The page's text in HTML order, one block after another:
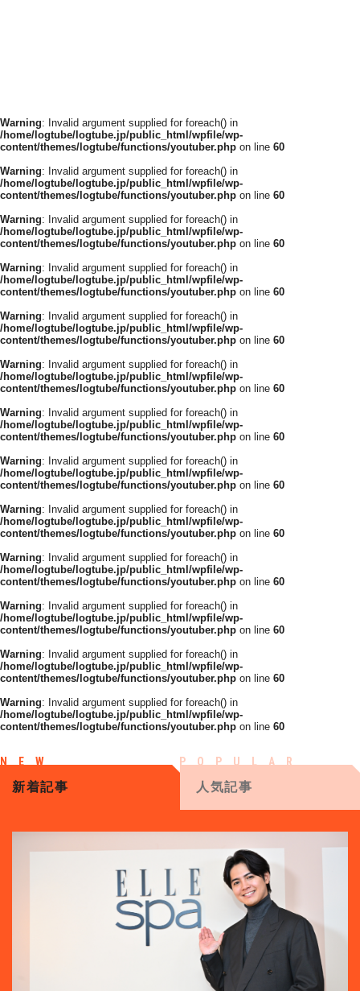
Warning: Invalid argument supplied for foreach() in
/home/logtube/logtube.jp/public_html/wpfile/wp-
content/themes/logtube/functions/youtuber.php on line 60
Warning: Invalid argument supplied for foreach() in
/home/logtube/logtube.jp/public_html/wpfile/wp-
content/themes/logtube/functions/youtuber.php on line 60
Warning: Invalid argument supplied for foreach() in
/home/logtube/logtube.jp/public_html/wpfile/wp-
content/themes/logtube/functions/youtuber.php on line 60
Warning: Invalid argument supplied for foreach() in
/home/logtube/logtube.jp/public_html/wpfile/wp-
content/themes/logtube/functions/youtuber.php on line 60
Warning: Invalid argument supplied for foreach() in
/home/logtube/logtube.jp/public_html/wpfile/wp-
content/themes/logtube/functions/youtuber.php on line 60
Warning: Invalid argument supplied for foreach() in
/home/logtube/logtube.jp/public_html/wpfile/wp-
content/themes/logtube/functions/youtuber.php on line 60
Warning: Invalid argument supplied for foreach() in
/home/logtube/logtube.jp/public_html/wpfile/wp-
content/themes/logtube/functions/youtuber.php on line 60
Warning: Invalid argument supplied for foreach() in
/home/logtube/logtube.jp/public_html/wpfile/wp-
content/themes/logtube/functions/youtuber.php on line 60
Warning: Invalid argument supplied for foreach() in
/home/logtube/logtube.jp/public_html/wpfile/wp-
content/themes/logtube/functions/youtuber.php on line 60
Warning: Invalid argument supplied for foreach() in
/home/logtube/logtube.jp/public_html/wpfile/wp-
content/themes/logtube/functions/youtuber.php on line 60
Warning: Invalid argument supplied for foreach() in
/home/logtube/logtube.jp/public_html/wpfile/wp-
content/themes/logtube/functions/youtuber.php on line 60
Warning: Invalid argument supplied for foreach() in
/home/logtube/logtube.jp/public_html/wpfile/wp-
content/themes/logtube/functions/youtuber.php on line 60
Warning: Invalid argument supplied for foreach() in
/home/logtube/logtube.jp/public_html/wpfile/wp-
content/themes/logtube/functions/youtuber.php on line 60
新着記事 人気記事